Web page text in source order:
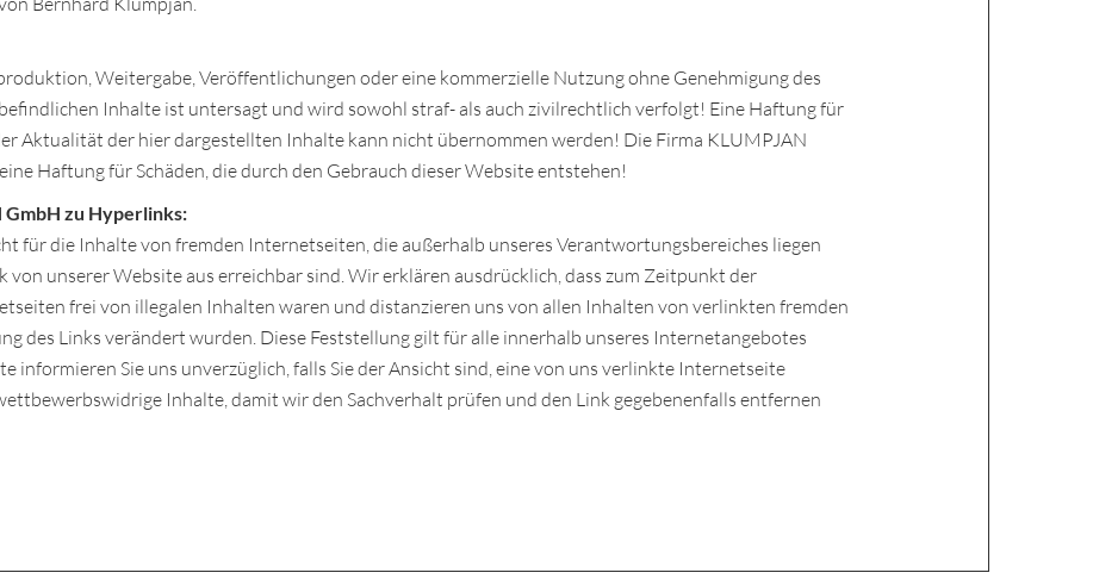
Weitergabe, Veröffentlichungen oder eine kommerzielle Nutzung ohne Genehmigung des
Inhalte ist untersagt und wird sowohl straf- als auch zivilrechtlich verfolgt! Eine Haftung für
Aktualität der hier dargestellten Inhalte kann nicht übernommen werden! Die Firma KLUMPJAN
Haftung für Schäden, die durch den Gebrauch dieser Website entstehen!
GmbH zu Hyperlinks:
für die Inhalte von fremden Internetseiten, die außerhalb unseres Verantwortungsbereiches liegen
von unserer Website aus erreichbar sind. Wir erklären ausdrücklich, dass zum Zeitpunkt der
frei von illegalen Inhalten waren und distanzieren uns von allen Inhalten von verlinkten fremden
des Links verändert wurden. Diese Feststellung gilt für alle innerhalb unseres Internetangebotes
informieren Sie uns unverzüglich, falls Sie der Ansicht sind, eine von uns verlinkte Internetseite
Inhalte, damit wir den Sachverhalt prüfen und den Link gegebenenfalls entfernen